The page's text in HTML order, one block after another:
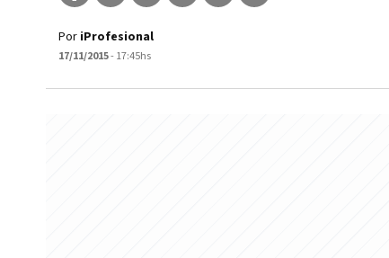
Por iProfesional
17/11/2015- 17:45hs